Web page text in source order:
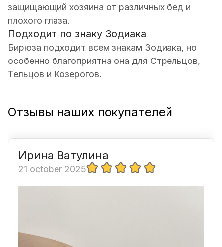
защищающий хозяина от различных бед и
плохого глаза.
Подходит по знаку Зодиака
Бирюза подходит всем знакам Зодиака, но
особенно благоприятна она для Стрельцов,
Тельцов и Козерогов.
Отзывы наших покупателей
Ирина Ватулина
21 october 2025